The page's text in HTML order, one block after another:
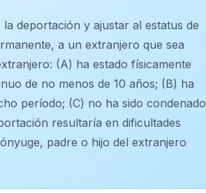
deportación y ajustar al estatus de
a un extranjero que sea
(A) ha estado físicamente
de no menos de 10 años; (B) ha
período; (C) no ha sido condenado
resultaría en dificultades
padre o hijo del extranjero